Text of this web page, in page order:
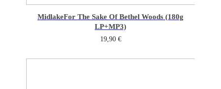
MidlakeFor The Sake Of Bethel Woods (180g
LP+MP3)
19,90 €